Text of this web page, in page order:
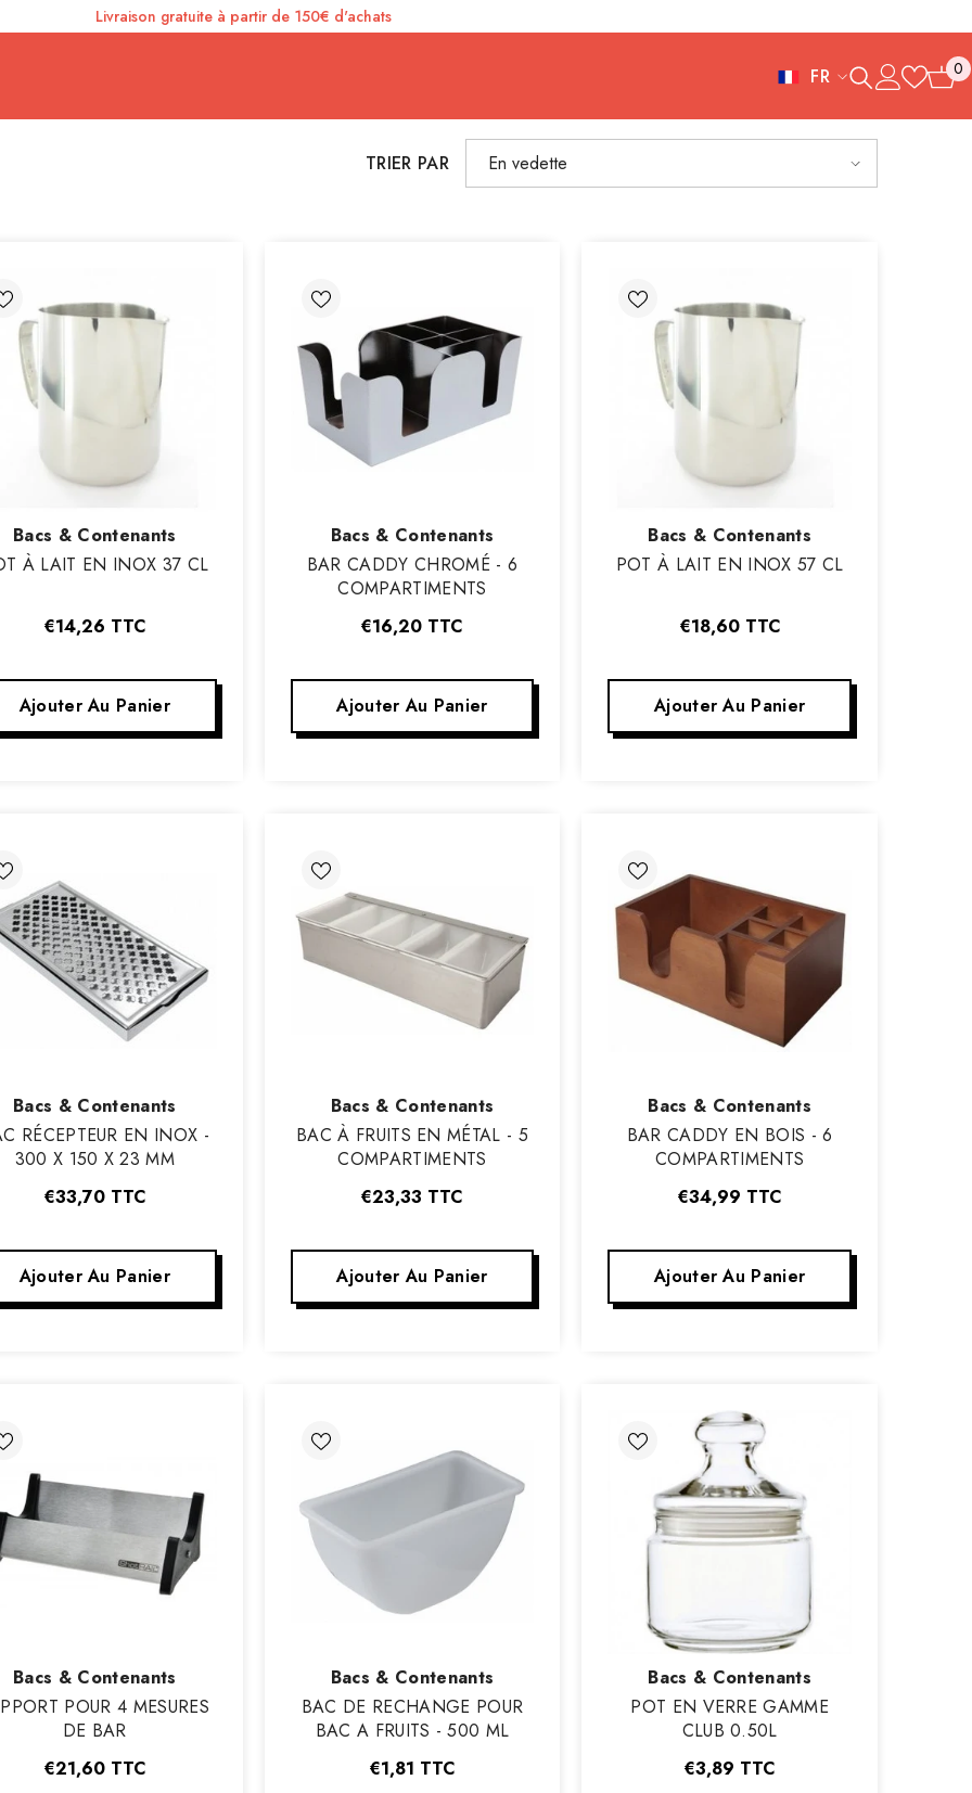
Livraison gratuite à partir de 150€ d'achats
FR
IT
0
0
TRIER PAR En vedette
Vendeur
:
Bacs & Contenants
À LAIT EN INOX 37 CL
€14,26 TTC
Ajouter Au Panier
Vendeur
:
Bacs & Contenants
BAR CADDY CHROMÉ - 6
COMPARTIMENTS
€16,20 TTC
Ajouter Au Panier
Vendeur
:
Bacs & Contenants
POT À LAIT EN INOX 57 CL
€18,60 TTC
Ajouter Au Panier
Vendeur
:
Bacs & Contenants
RÉCEPTEUR EN INOX -
300 X 150 X 23 MM
€33,70 TTC
Ajouter Au Panier
Vendeur
:
Bacs & Contenants
BAC À FRUITS EN MÉTAL - 5
COMPARTIMENTS
€23,33 TTC
Ajouter Au Panier
Vendeur
:
Bacs & Contenants
BAR CADDY EN BOIS - 6
COMPARTIMENTS
€34,99 TTC
Ajouter Au Panier
Vendeur
:
Bacs & Contenants
POUR 4 MESURES
DE BAR
€21,60 TTC
Vendeur
:
Bacs & Contenants
BAC DE RECHANGE POUR
BAC A FRUITS - 500 ML
€1,81 TTC
Vendeur
:
Bacs & Contenants
POT EN VERRE GAMME
CLUB 0.50L
€3,89 TTC